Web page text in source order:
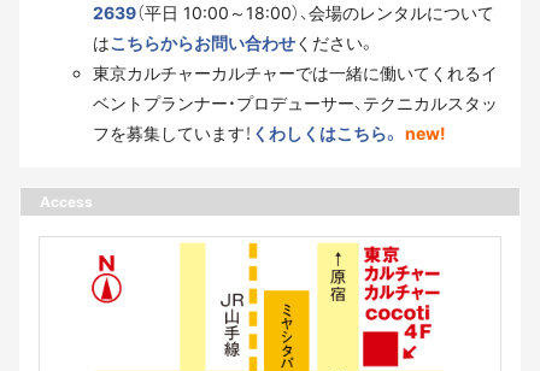
2639（平日 10:00～18:00）、会場のレンタルについて
はこちらからお問い合わせください。
東京カルチャーカルチャーでは一緒に働いてくれるイ
ベントプランナー・プロデューサー、テクニカルスタッ
フを募集しています！ くわしくはこちら。 new!
Access